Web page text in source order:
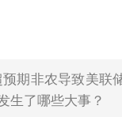
期非农导致美联
生了哪些大事？